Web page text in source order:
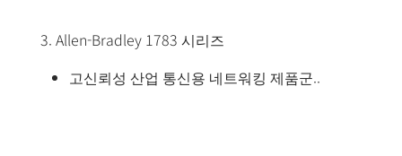
3. Allen-Bradley 1783 시리즈
고신뢰성 산업 통신용 네트워킹 제품군..